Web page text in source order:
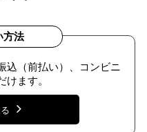
方法
込（前払い）、コンビニ
ます。